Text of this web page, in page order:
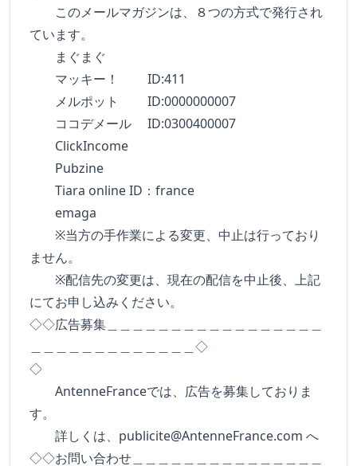
このメールマガジンは、８つの方式で発行され
ています。
まぐまぐ
マッキー！ ID:411
メルポット ID:0000000007
ココデメール ID:0300400007
ClickIncome
Pubzine
Tiara online ID：france
emaga
※当方の手作業による変更、中止は行っており
ません。
※配信先の変更は、現在の配信を中止後、上記
にてお申し込みください。
◇◇広告募集＿＿＿＿＿＿＿＿＿＿＿＿＿＿＿＿＿
＿＿＿＿＿＿＿＿＿＿＿＿＿◇
◇
AntenneFranceでは、広告を募集しておりま
す。
詳しくは、 publicite@AntenneFrance.com へ
◇◇お問い合わせ＿＿＿＿＿＿＿＿＿＿＿＿＿＿＿